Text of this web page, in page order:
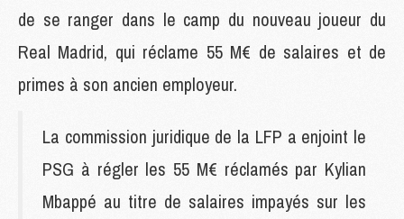
de se ranger dans le camp du nouveau joueur du
Real Madrid, qui réclame 55 M€ de salaires et de
primes à son ancien employeur.
La commission juridique de la LFP a enjoint le
PSG à régler les 55 M€ réclamés par Kylian
Mbappé au titre de salaires impayés sur les